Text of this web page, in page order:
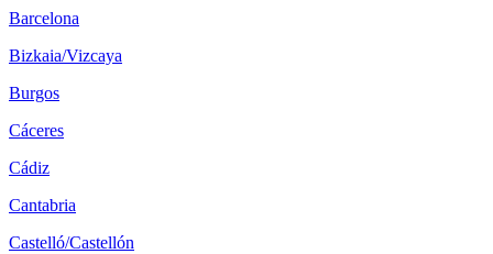
Barcelona
Bizkaia/Vizcaya
Burgos
Cáceres
Cádiz
Cantabria
Castelló/Castellón